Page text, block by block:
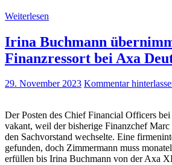
Weiterlesen
Irina Buchmann
Finanzressort bei Axa
29. November 2023 Kommentar
Der Posten des Chief Financial Officers
vakant, weil der bisherige Finanzchef
den Sachvorstand wechselte. Eine
gefunden, doch Zimmermann muss
erfüllen bis Irina Buchmann von der Axa